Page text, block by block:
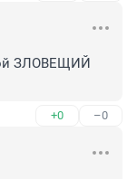
ЗЛОВЕЩИЙ
+0 –0